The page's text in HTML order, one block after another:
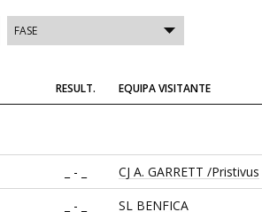
RESULT. EQUIPA VISITANTE
_ - _ CJ A. GARRETT /Pristivus
_ - _ SL BENFICA